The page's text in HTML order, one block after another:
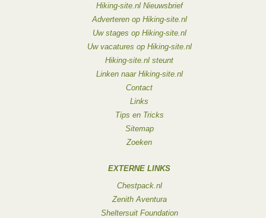
Hiking-site.nl Nieuwsbrief
Adverteren op Hiking-site.nl
Uw stages op Hiking-site.nl
Uw vacatures op Hiking-site.nl
Hiking-site.nl steunt
Linken naar Hiking-site.nl
Contact
Links
Tips en Tricks
Sitemap
Zoeken
EXTERNE LINKS
Chestpack.nl
Zenith Aventura
Sheltersuit Foundation